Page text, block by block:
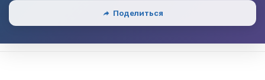
Поделиться